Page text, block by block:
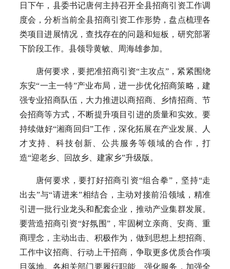
日下午，县委书记唐何主持召开全县招商引资工作调
度会，分析当前全县招商引资工作形势，盘点梳理各
类项目进展情况，查找存在的问题和短板，研究部署
下阶段工作。县领导黄敏、周海雄参加。
唐何要求，要把准招商引资“主攻点”，紧紧围绕
东安“一主一特”产业布局，进一步优化招商策略，建
强专业招商队伍，大力推进以商招商、乡情招商、节
会招商等方式，不断提升项目引进的质量和实效。要
持续做好“湘商回归”工作，深化拓展在产业发展、人
才支持、科技创新、公共服务等领域的合作，打
造“迎老乡、回故乡、建家乡”升级版。
唐何要求，要打好招商引资“组合拳”，坚持“走
出去”与“请进来”相结合，主动对接前沿领域，精准
引进一批行业龙头和配套企业，推动产业集群发展。
要营造招商引资“好氛围”，牢固树立亲商、安商、重
商理念，主动出击、积极作为，做到思想上想招商、
工作中议招商、行动上干招商，争取更多优质合作项
目落地。各相关部门要履行职能、强化服务，加强全